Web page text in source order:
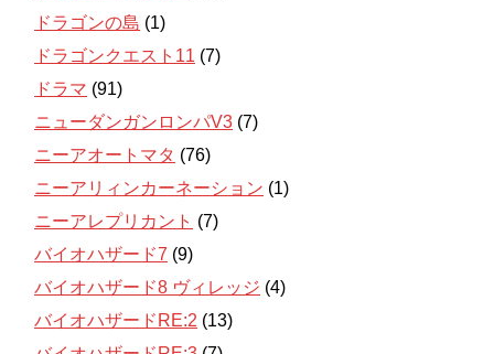
ドラゴンの島 (1)
ドラゴンクエスト11 (7)
ドラマ (91)
ニューダンガンロンパV3 (7)
ニーアオートマタ (76)
ニーアリィンカーネーション (1)
ニーアレプリカント (7)
バイオハザード7 (9)
バイオハザード8 ヴィレッジ (4)
バイオハザードRE:2 (13)